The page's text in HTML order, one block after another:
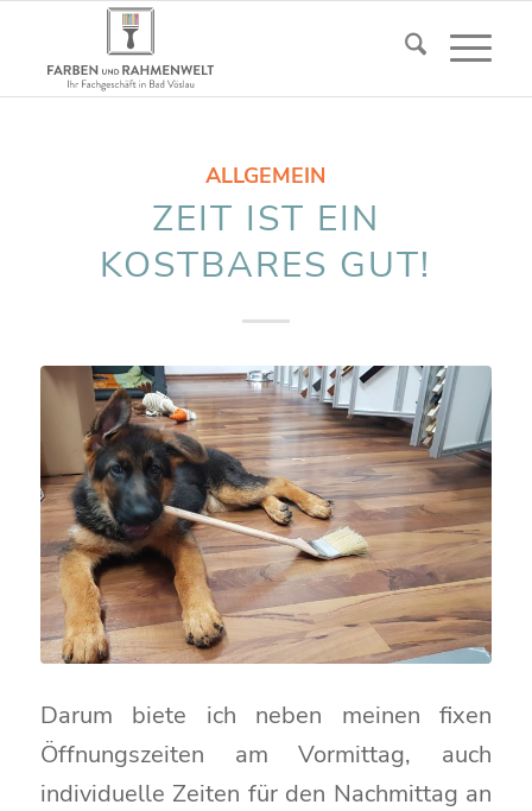
ALLGEMEIN
ZEIT IST EIN
KOSTBARES GUT!
Darum biete ich neben meinen fixen
Öffnungszeiten am Vormittag, auch
individuelle Zeiten für den Nachmittag an